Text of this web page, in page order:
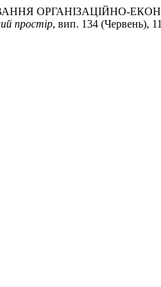
ОРГАНІЗАЦІЙНО-
простір, вип. 134 (Червень),